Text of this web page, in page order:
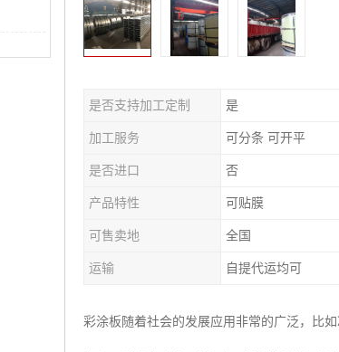
是否支持加工定制 是
加工服务 可分条 可开平
是否进口 否
产品特性 可贴膜
可售卖地 全国
运输 自提代运均可
彩涂板随着社会的发展应用非常的广泛，比